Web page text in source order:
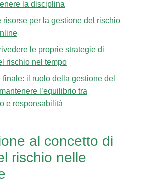
la disciplina
risorse per la gestione del rischio
le proprie strategie di
rischio nel tempo
finale: il ruolo della gestione del
l’equilibrio tra
e responsabilità
al concetto di
rischio nelle